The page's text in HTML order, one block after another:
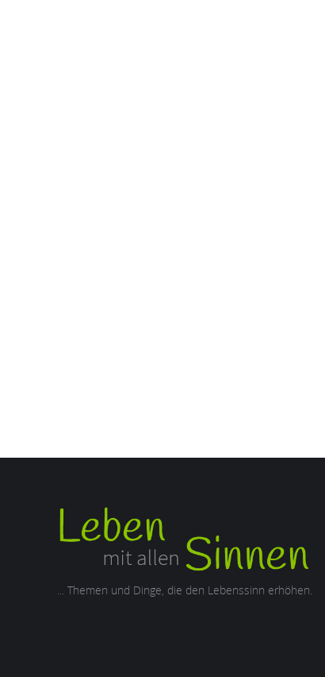
... Themen und Dinge, die den Lebenssinn erhöhen.